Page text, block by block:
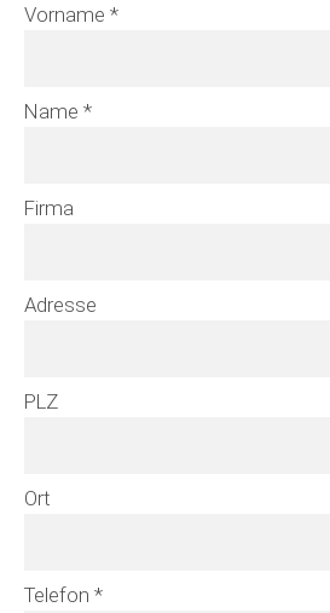
Vorname *
Name *
Firma
Adresse
PLZ
Ort
Telefon *